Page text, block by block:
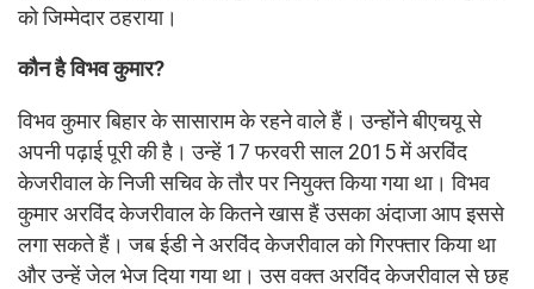
को जिम्मेदार ठहराया।
कौन है विभव कुमार?
विभव कुमार बिहार के सासाराम के रहने वाले हैं। उन्होंने बीएचयू से
अपनी पढ़ाई पूरी की है। उन्हें 17 फरवरी साल 2015 में अरविंद
केजरीवाल के निजी सचिव के तौर पर नियुक्त किया गया था। विभव
कुमार अरविंद केजरीवाल के कितने खास हैं उसका अंदाजा आप इससे
लगा सकते हैं। जब ईडी ने अरविंद केजरीवाल को गिरफ्तार किया था
और उन्हें जेल भेज दिया गया था। उस वक्त अरविंद केजरीवाल से छह